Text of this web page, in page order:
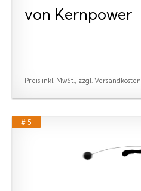
von Kernpower
Preis inkl. MwSt., zzgl. Versandkosten
# 5